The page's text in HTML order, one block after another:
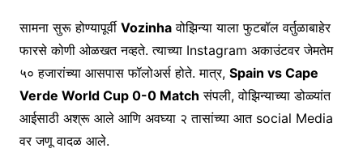
सामना सुरू होण्यापूर्वी Vozinhaवोझिन्या याला फुटबॉल वर्तुळाबाहेर
फारसे कोणी ओळखत नव्हते. त्याच्या Instagram अकाउंटवर जेमतेम
५० हजारांच्या आसपास फॉलोअर्स होते. मात्र, Spain vs Cape
Verde World Cup 0-0 Match संपली, वोझिन्याच्या डोळ्यांत
आईसाठी अश्रू आले आणि अवघ्या २ तासांच्या आत social Media
वर जणू वादळ आले.